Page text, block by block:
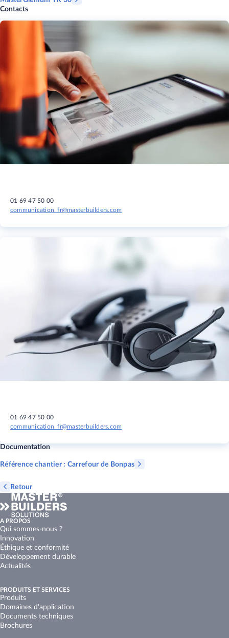
Contacts
01 69 47 50 00
communication_fr@masterbuilders.com
01 69 47 50 00
communication_fr@masterbuilders.com
Documentation
Référence chantier : Carrefour de Bonpas
Retour
A PROPOS
Qui sommes-nous ?
Innovation
Éthique et conformité
Développement durable
Actualités
PRODUITS ET SERVICES
Produits
Domaines d'application
Documents techniques
Brochures